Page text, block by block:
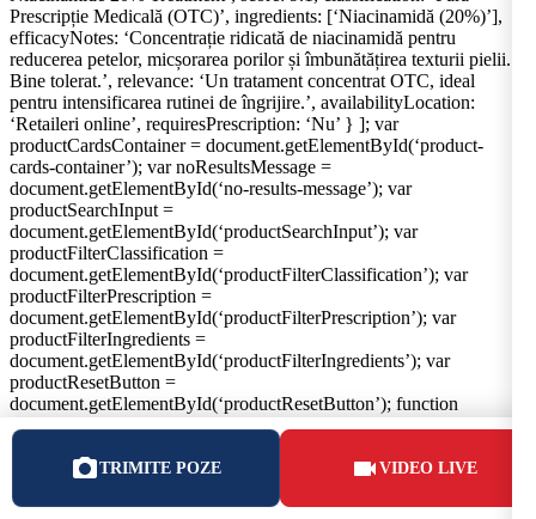
TRIMITE POZE VIDEO LIVE
Prescripție Medicală (OTC)’, ingredients: [‘Niacinamidă (20%)’],
efficacyNotes: ‘Concentrație ridicată de niacinamidă pentru
reducerea petelor, micșorarea porilor și îmbunătățirea texturii pielii.
Bine tolerat.’, relevance: ‘Un tratament concentrat OTC, ideal
pentru intensificarea rutinei de îngrijire.’, availabilityLocation:
‘Retaileri online’, requiresPrescription: ‘Nu’ } ]; var
productCardsContainer = document.getElementById(‘product-
cards-container’); var noResultsMessage =
document.getElementById(‘no-results-message’); var
productSearchInput =
document.getElementById(‘productSearchInput’); var
productFilterClassification =
document.getElementById(‘productFilterClassification’); var
productFilterPrescription =
document.getElementById(‘productFilterPrescription’); var
productFilterIngredients =
document.getElementById(‘productFilterIngredients’); var
productResetButton =
document.getElementById(‘productResetButton’); function
renderProductCards(productsToRender) { if
productCardsContainer.innerHTML = ”; if (!productsToRender ||
noResultsMessage.style.display = ‘block’; } else { if